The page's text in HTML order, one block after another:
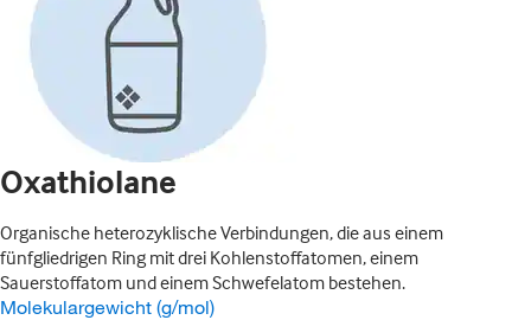
Oxathiolane
Organische heterozyklische Verbindungen, die aus einem
fünfgliedrigen Ring mit drei Kohlenstoffatomen, einem
Sauerstoffatom und einem Schwefelatom bestehen.
Molekulargewicht (g/mol)